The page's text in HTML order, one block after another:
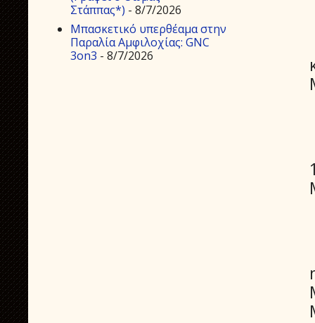
Στάππας*) - 8/7/2026
Μπασκετικό υπερθέαμα στην
Παραλία Αμφιλοχίας: GNC
3on3 - 8/7/2026